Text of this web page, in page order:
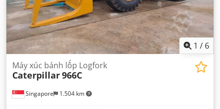
1 / 6
Singapore 1.504 km
Máy xúc bánh lốp Logfork
Caterpillar966C